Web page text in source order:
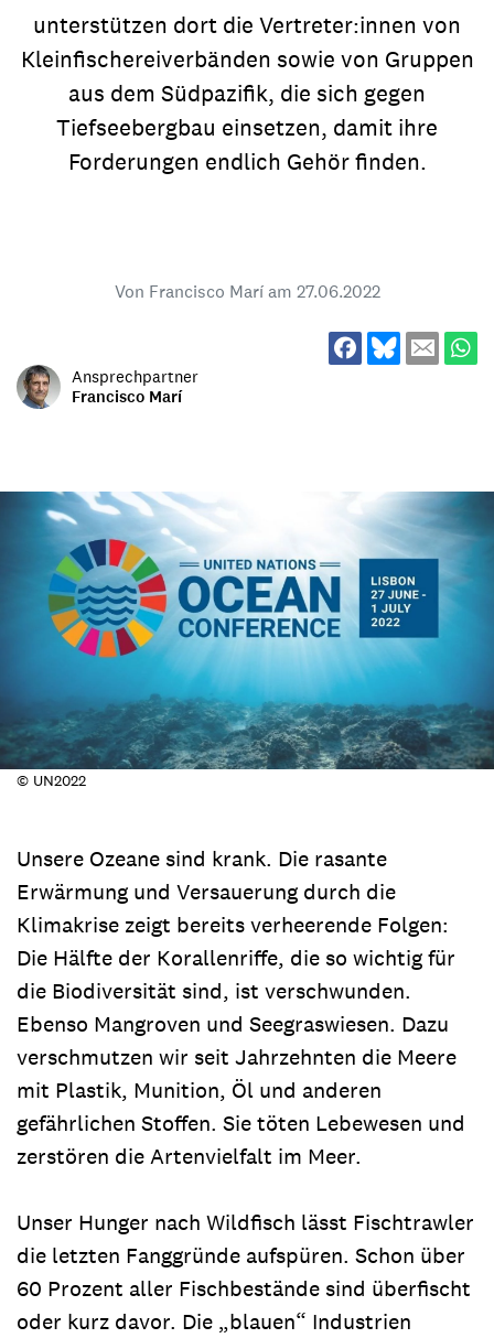
unterstützen dort die Vertreter:innen von
Kleinfischereiverbänden sowie von Gruppen
aus dem Südpazifik, die sich gegen
Tiefseebergbau einsetzen, damit ihre
Forderungen endlich Gehör finden.
Von Francisco Marí am 27.06.2022
Ansprechpartner
Francisco Marí
© UN2022
Unsere Ozeane sind krank. Die rasante
Erwärmung und Versauerung durch die
Klimakrise zeigt bereits verheerende Folgen:
Die Hälfte der Korallenriffe, die so wichtig für
die Biodiversität sind, ist verschwunden.
Ebenso Mangroven und Seegraswiesen. Dazu
verschmutzen wir seit Jahrzehnten die Meere
mit Plastik, Munition, Öl und anderen
gefährlichen Stoffen. Sie töten Lebewesen und
zerstören die Artenvielfalt im Meer.
Unser Hunger nach Wildfisch lässt Fischtrawler
die letzten Fanggründe aufspüren. Schon über
60 Prozent aller Fischbestände sind überfischt
oder kurz davor. Die „blauen“ Industrien